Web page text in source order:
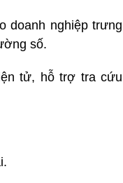
doanh nghiệp trưng
số.
tử, hỗ trợ tra cứu